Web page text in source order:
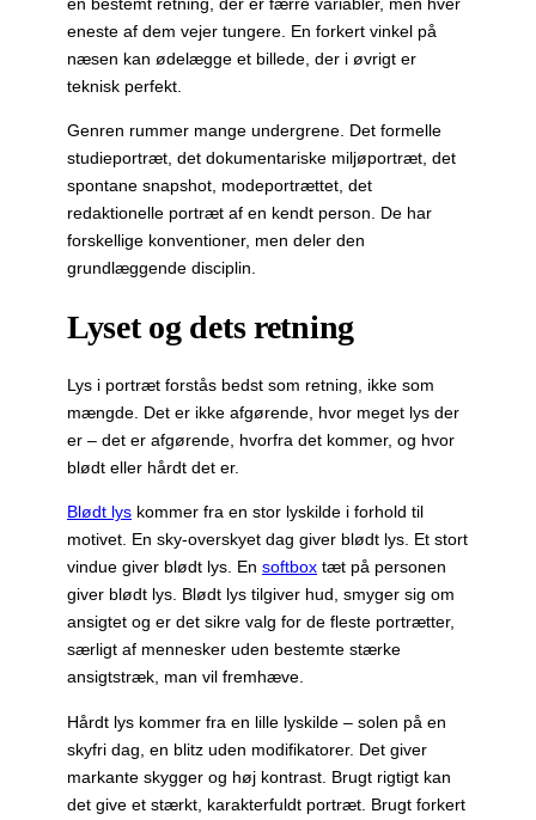
eneste af dem vejer tungere. En forkert vinkel på
næsen kan ødelægge et billede, der i øvrigt er
teknisk perfekt.
Genren rummer mange undergrene. Det formelle
studieportræt, det dokumentariske miljøportræt, det
spontane snapshot, modeportrættet, det
redaktionelle portræt af en kendt person. De har
forskellige konventioner, men deler den
grundlæggende disciplin.
Lyset og dets retning
Lys i portræt forstås bedst som retning, ikke som
mængde. Det er ikke afgørende, hvor meget lys der
er – det er afgørende, hvorfra det kommer, og hvor
blødt eller hårdt det er.
Blødt lys kommer fra en stor lyskilde i forhold til
motivet. En sky-overskyet dag giver blødt lys. Et stort
vindue giver blødt lys. En softbox tæt på personen
giver blødt lys. Blødt lys tilgiver hud, smyger sig om
ansigtet og er det sikre valg for de fleste portrætter,
særligt af mennesker uden bestemte stærke
ansigtstræk, man vil fremhæve.
Hårdt lys kommer fra en lille lyskilde – solen på en
skyfri dag, en blitz uden modifikatorer. Det giver
markante skygger og høj kontrast. Brugt rigtigt kan
det give et stærkt, karakterfuldt portræt. Brugt forkert